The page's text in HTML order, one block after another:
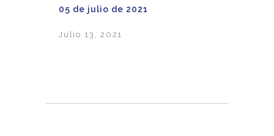
05 de julio de 2021
Julio 13, 2021